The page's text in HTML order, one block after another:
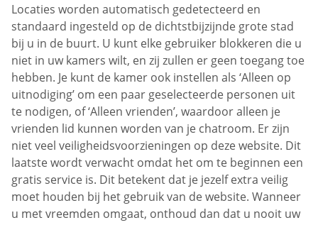
Locaties worden automatisch gedetecteerd en
standaard ingesteld op de dichtstbijzijnde grote stad
bij u in de buurt. U kunt elke gebruiker blokkeren die u
niet in uw kamers wilt, en zij zullen er geen toegang toe
hebben. Je kunt de kamer ook instellen als ‘Alleen op
uitnodiging’ om een paar geselecteerde personen uit
te nodigen, of ‘Alleen vrienden’, waardoor alleen je
vrienden lid kunnen worden van je chatroom. Er zijn
niet veel veiligheidsvoorzieningen op deze website. Dit
laatste wordt verwacht omdat het om te beginnen een
gratis service is. Dit betekent dat je jezelf extra veilig
moet houden bij het gebruik van de website. Wanneer
u met vreemden omgaat, onthoud dan dat u nooit uw